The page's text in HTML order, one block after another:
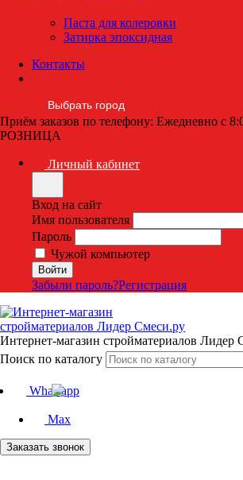
Паста для колеровки
Затирка эпоксидная
Контакты
Выбрать город
Приём заказов по телефону: Ежедневно с
РОЗНИЦА
Личный кабинет
Вход на сайт
Имя пользователя
Пароль
Чужой компьютер
Забыли пароль?Регистрация
Интернет-магазин стройматериалов Лидер
Поиск по каталогу
Whatsapp
Max
Заказать звонок